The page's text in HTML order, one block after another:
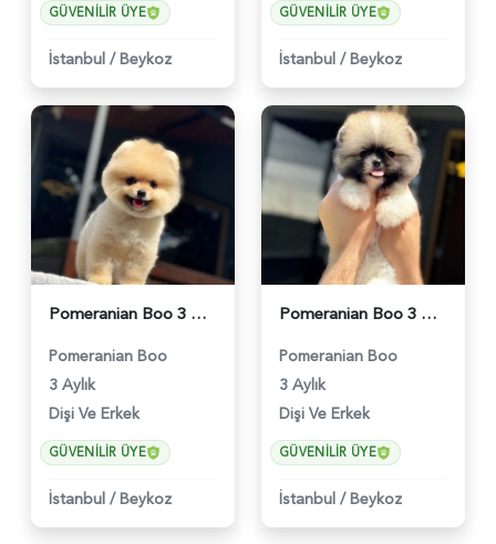
GÜVENILIR ÜYE
İstanbul / Beykoz
GÜVENILIR ÜYE
İstanbul / Beykoz
Pomeranian Boo 3 Aylık Bebek Yavrular - 6178
Pomeranian Boo
3 Aylık
Dişi Ve Erkek
GÜVENILIR ÜYE
İstanbul / Beykoz
Pomeranian Boo 3 Aylık Hazır Yavrular - 6020
Pomeranian Boo
3 Aylık
Dişi Ve Erkek
GÜVENILIR ÜYE
İstanbul / Beykoz